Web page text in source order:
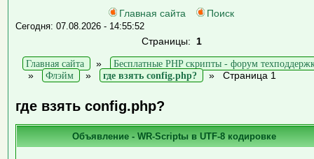
Главная сайта Поиск
Сегодня: 07.08.2026 - 14:55:52
Страницы: 1
Главная сайта
»
Бесплатные PHP скрипты - форум
»
Флэйм » где взять config.php? » Страница 1
где взять config.php?
Объявление - WR-Scriptы в UTF-8 кодировке